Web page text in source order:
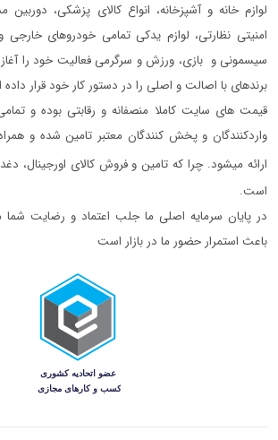
لوازم خانه و آشپزخانه، انواع کالای پزشکی،
امنیتی نظارتی، لوازم یدکی تمامی خودروهای
سیسمونی و بازی، ورزش و سرگرمی فعالیت خود را
برندهای با اصالت و اصلی را در دستور کار خود قرار
قیمت های سایت کاملا منصفانه و رقابتی بوده و
واردکنندگان و پخش کنندگان معتبر تامین شده و
ارائه میشود. چرا که تامین و فروش کالای اورجینال،
است.
در پایان سرمایه اصلی ما جلب اعتماد و رضایت
باعث استمرار حضور ما در بازار است